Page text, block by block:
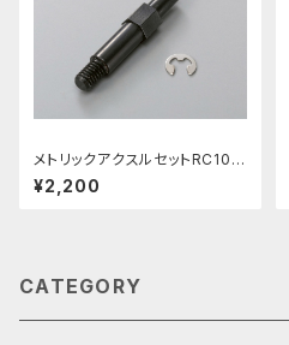
メトリックアクスルセットRC10
CLASSIC PBRW-3D10
¥2,200
CATEGORY